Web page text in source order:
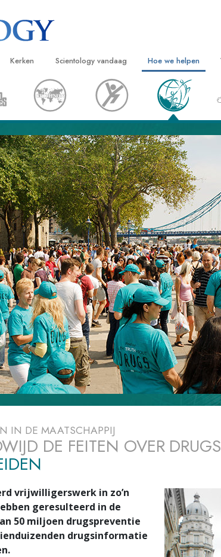
Scientology
over
Scientology
Kerken
Vind een kerk
Ideale Scientology Kerken
Hogere Organisaties
Flag Land Base
Freewinds
Scientology beschikbaar maken voor de
hele wereld
Scientology vandaag
Grootse Openingen
Scientology evenementen
David Miscavige – Kerkelijk Leider van
Scientology
Hoe we helpen
De Weg naar een
Applied Scholastics
Criminon
Narconon
De Feiten over Drugs
United for Human
Citizens Commission
Scientology
IN DE MAATSCHAPPIJ
DE FEITEN OVER DRUGS
vrijwilligerswerk in zo’n
geresulteerd in de
50 miljoen drugspreventie
drugsinformatie